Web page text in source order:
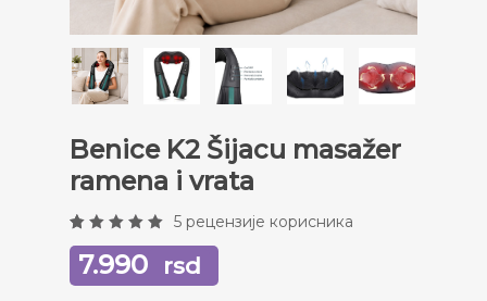
Benice K2 Šijacu masažer
ramena i vrata
5.00од
5 на
основу
5 рецензије корисника
7.990 rsd